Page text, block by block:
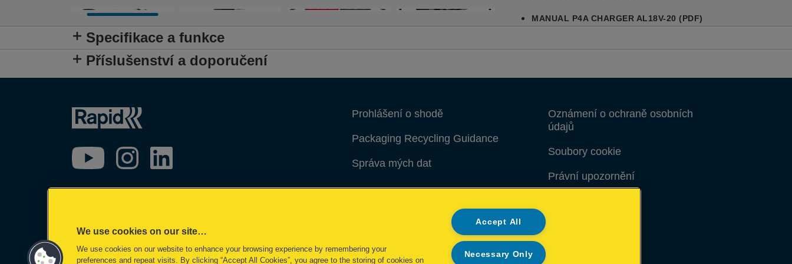
MANUAL P4A CHARGER AL18V-20 (PDF)
Specifikace a funkce
Příslušenství a doporučení
Prohlášení o shodě
Packaging Recycling Guidance
Správa mých dat
Oznámení o ochraně osobních
údajů
Soubory cookie
Právní upozornění
©2026 ACCO Brands
We use cookies on our site…
We use cookies on our website to enhance your browsing experience by remembering your
preferences and repeat visits. By clicking “Accept All Cookies”, you agree to the storing of cookies on
Accept All
Necessary Only